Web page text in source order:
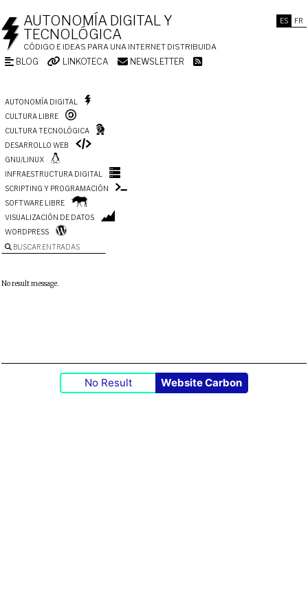
ES FR
AUTONOMÍA DIGITAL Y
TECNOLÓGICA
CÓDIGO E IDEAS PARA UNA INTERNET DISTRIBUIDA
BLOG LINKOTECA NEWSLETTER
AUTONOMÍA DIGITAL
CULTURA LIBRE
CULTURA TECNOLÓGICA
DESARROLLO WEB
GNU/LINUX
INFRAESTRUCTURA DIGITAL
SCRIPTING Y PROGRAMACIÓN
SOFTWARE LIBRE
VISUALIZACIÓN DE DATOS
WORDPRESS
BUSCAR ENTRADAS
No result message.
No Result Website Carbon